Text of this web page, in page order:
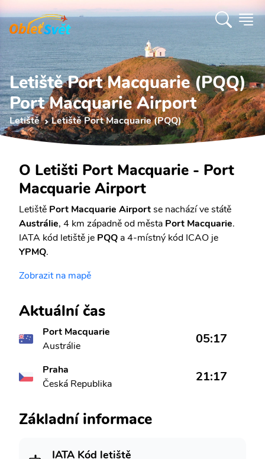
Letiště Port Macquarie (PQQ)
Port Macquarie Airport
Letiště Letiště Port Macquarie (PQQ)
O Letišti Port Macquarie - Port
Macquarie Airport
Letiště Port Macquarie Airportse nachází ve státě
Austrálie, 4 km západně od města Port Macquarie.
IATA kód letiště je PQQ a 4-místný kód ICAO je
YPMQ.
Zobrazit na mapě
Aktuální čas
Port Macquarie
Austrálie
05:17
Praha
Česká Republika
21:17
Základní informace
IATA Kód letiště